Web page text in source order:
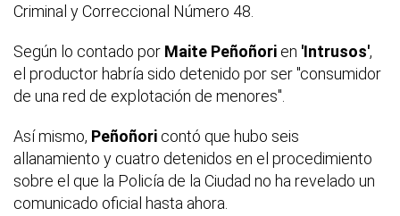
Criminal y Correccional Número 48.
Según lo contado por Maite Peñoñori en 'Intrusos',
el productor habría sido detenido por ser "consumidor
de una red de explotación de menores".
Así mismo, Peñoñori contó que hubo seis
allanamiento y cuatro detenidos en el procedimiento
sobre el que la Policía de la Ciudad no ha revelado un
comunicado oficial hasta ahora.